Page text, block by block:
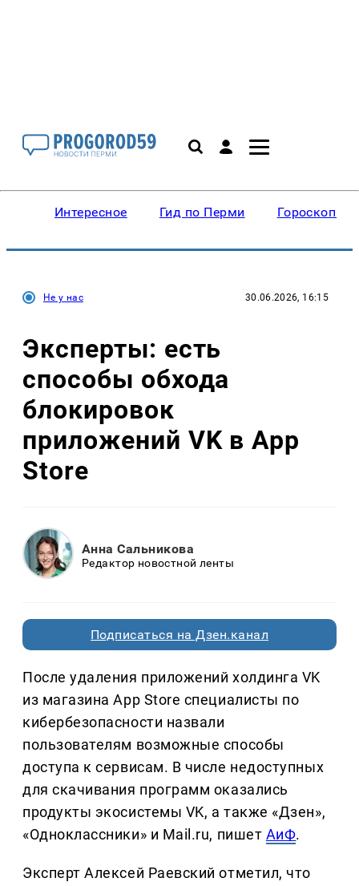
Интересное Гид по Перми Гороскопы
Не у нас 30.06.2026, 16:15
Эксперты: есть
способы обхода
блокировок
приложений VK в App
Store
Анна Сальникова
Редактор новостной ленты
Подписаться на Дзен.канал
После удаления приложений холдинга VK
из магазина App Store специалисты по
кибербезопасности назвали
пользователям возможные способы
доступа к сервисам. В числе недоступных
для скачивания программ оказались
продукты экосистемы VK, а также «Дзен»,
«Одноклассники» и Mail.ru, пишет АиФ.
Эксперт Алексей Раевский отметил, что